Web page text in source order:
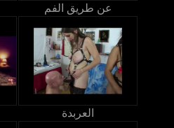
عن طريق الفم
العربدة